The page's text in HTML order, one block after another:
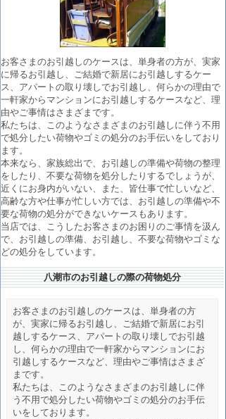
お客さまのお引越しのケースは、単身者の方が、実家
に帰るお引越し、ご結婚で新居にお引越しするケー
ス、アパートの取り壊しでお引越し、何らかの理由で
一軒家からマンションにお引越しするケースなど、理
由やご事情はさまざまです。
私たちは、このようなさまざまのお引越しに伴う不用
で処分したい荷物やゴミの処分のお手伝いをしており
ます。
本来なら、家族総出で、お引越しの準備や荷物の整理
をしたり、不要な荷物を処分したりするでしょうが、
近くにお身内がいない、また、皆仕事で忙しいなど、
高齢な方や仕事が忙しい方では、お引越しの準備や不
要な荷物の処分ができないケースもあります。
当店では、こうしたお客さまのお困りのご事情を汲ん
で、お引越しの準備、お引越し、不要な荷物やゴミな
どの処分をしています。
八潮市のお引越しの際の荷物処分
お客さまのお引越しのケースは、単身者の方
が、実家に帰るお引越し、ご結婚で新居にお引
越しするケース、アパートの取り壊しでお引越
し、何らかの理由で一軒家からマンションにお
引越しするケースなど、理由やご事情はさまざ
まです。
私たちは、このようなさまざまのお引越しに伴
う不用で処分したい荷物やゴミの処分のお手伝
いをしております。